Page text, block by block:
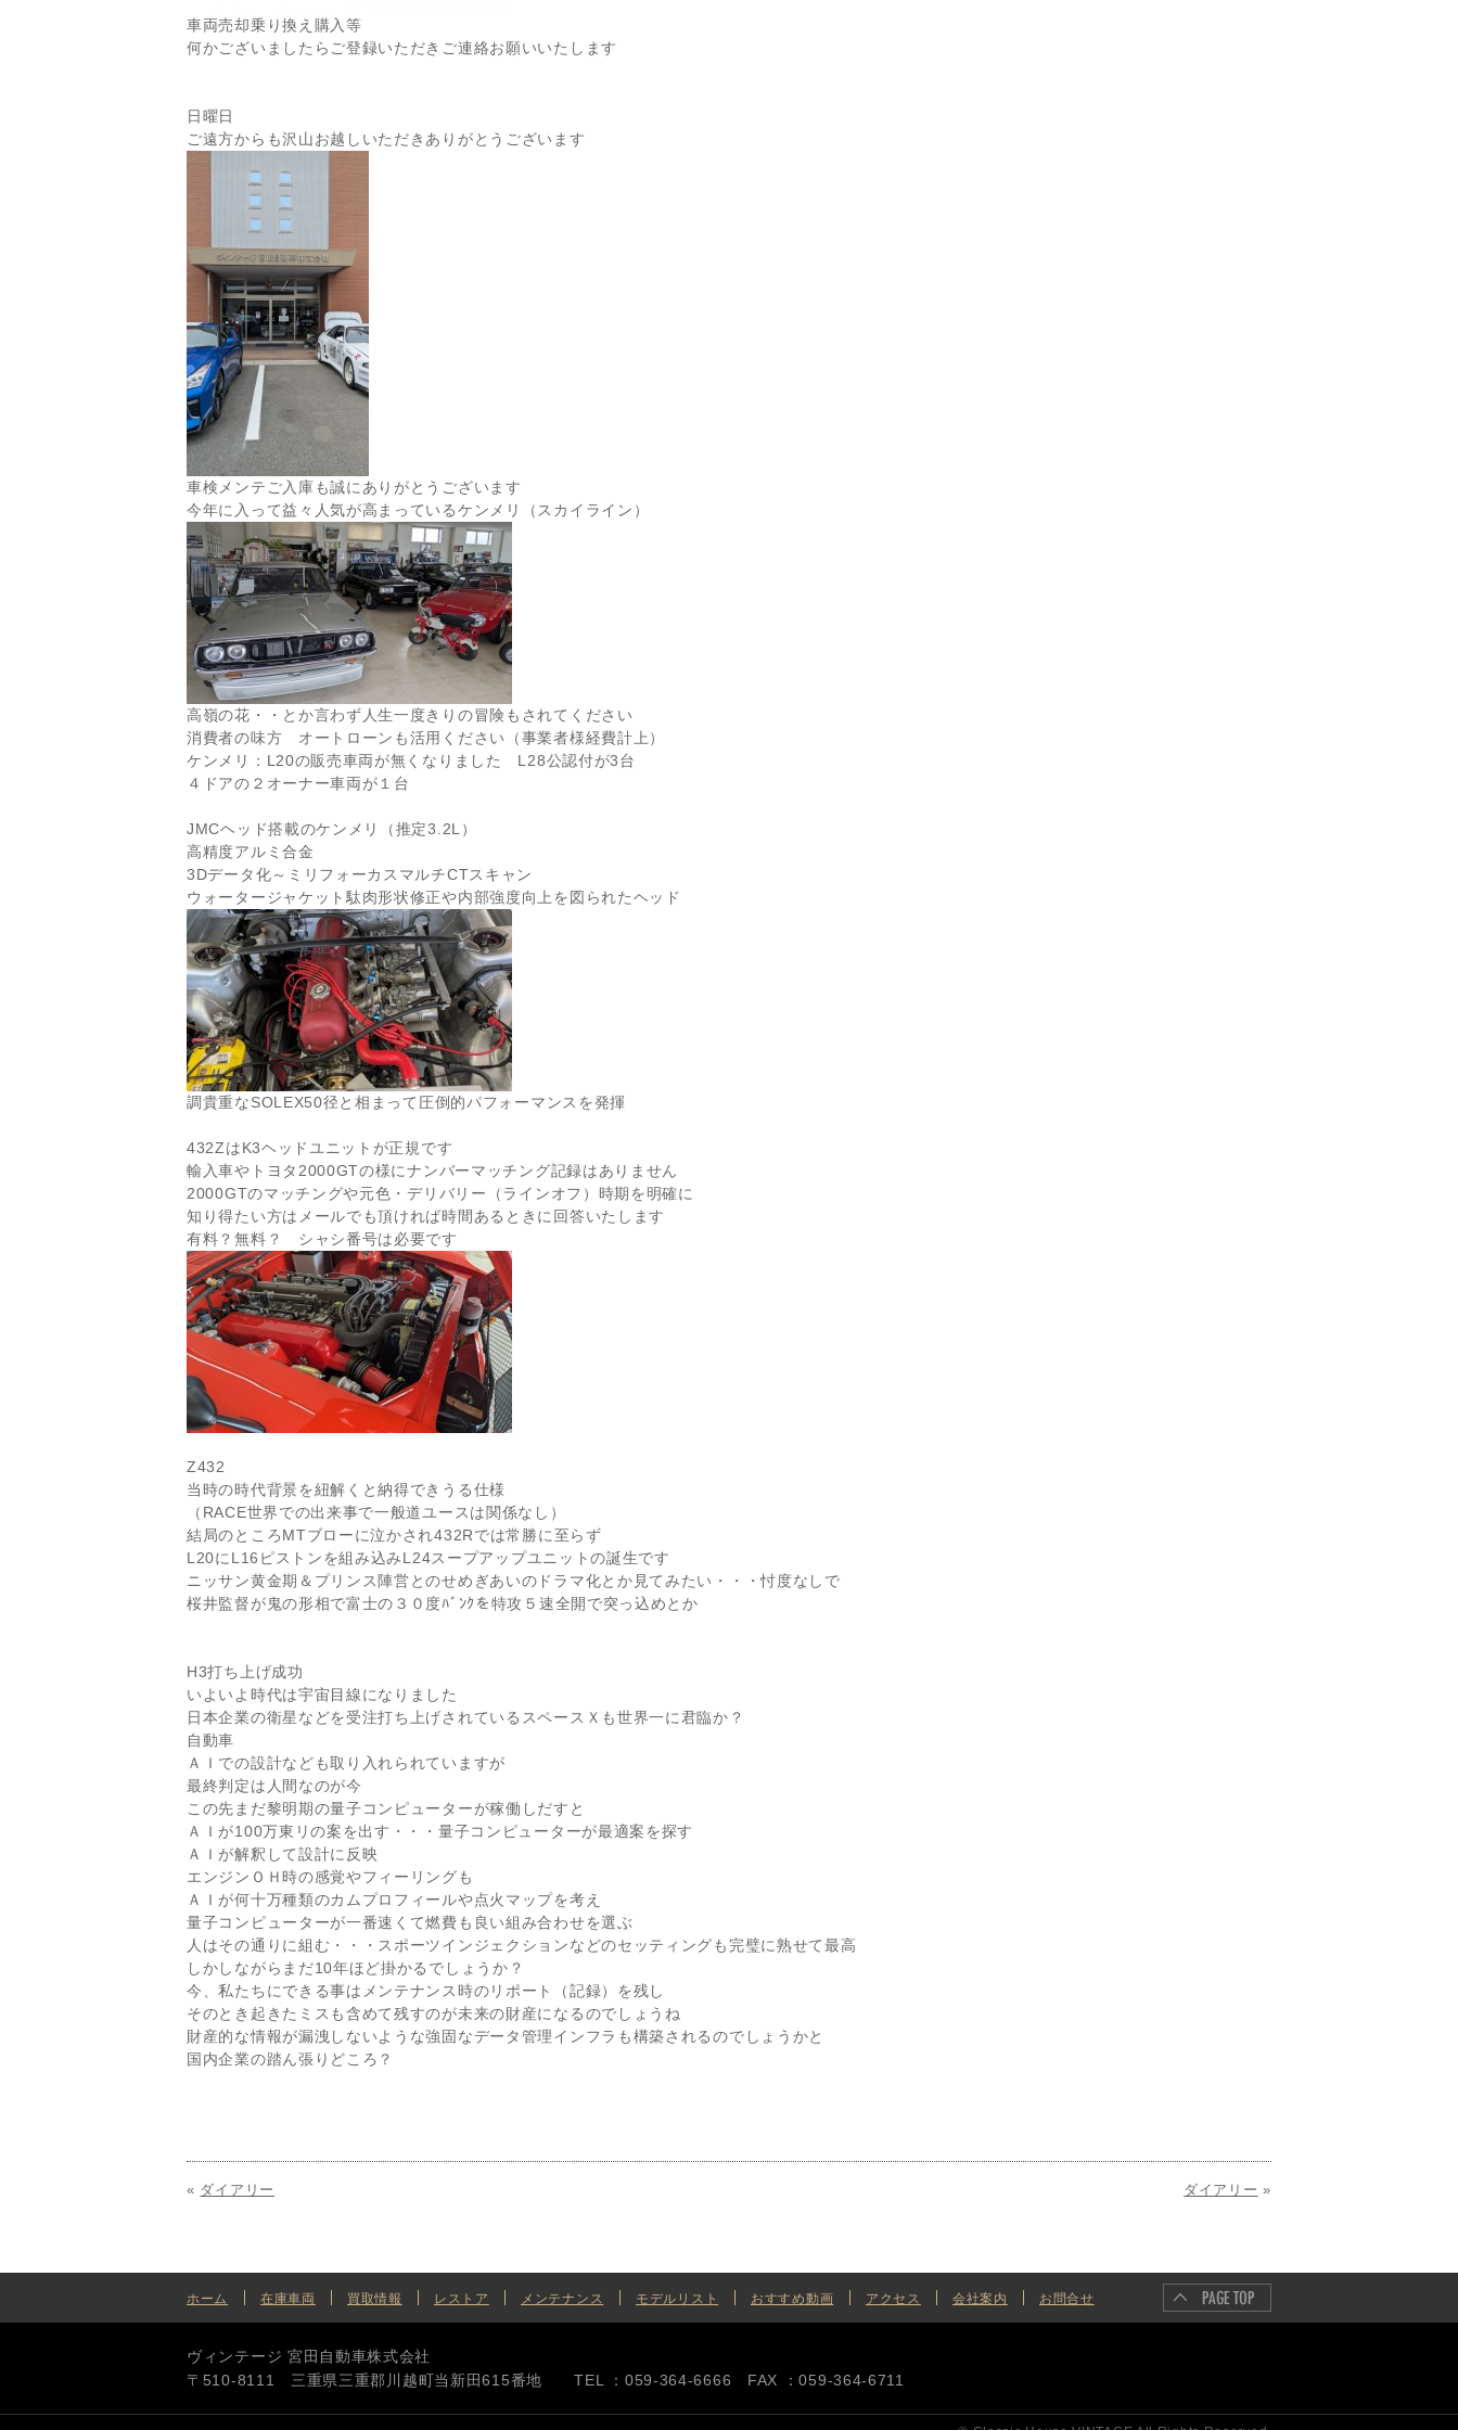
車両売却乗り換え購入等
何かございましたらご登録いただきご連絡お願いいたします
日曜日
ご遠方からも沢山お越しいただきありがとうございます
車検メンテご入庫も誠にありがとうございます
今年に入って益々人気が高まっているケンメリ（スカイライン）
高嶺の花・・とか言わず人生一度きりの冒険もされてください
消費者の味方 オートローンも活用ください（事業者様経費計上）
ケンメリ：L20の販売車両が無くなりました L28公認付が3台
４ドアの２オーナー車両が１台
JMCヘッド搭載のケンメリ（推定3.2L）
高精度アルミ合金
3Dデータ化～ミリフォーカスマルチCTスキャン
ウォータージャケット駄肉形状修正や内部強度向上を図られたヘッド
調貴重なSOLEX50径と相まって圧倒的パフォーマンスを発揮
432ZはK3ヘッドユニットが正規です
輸入車やトヨタ2000GTの様にナンバーマッチング記録はありません
2000GTのマッチングや元色・デリバリー（ラインオフ）時期を明確に
知り得たい方はメールでも頂ければ時間あるときに回答いたします
有料？無料？ シャシ番号は必要です
Z432
当時の時代背景を紐解くと納得できうる仕様
（RACE世界での出来事で一般道ユースは関係なし）
結局のところMTブローに泣かされ432Rでは常勝に至らず
L20にL16ピストンを組み込みL24スープアップユニットの誕生です
ニッサン黄金期＆プリンス陣営とのせめぎあいのドラマ化とか見てみたい・・・忖度なしで
桜井監督が鬼の形相で富士の３０度ﾊﾞﾝｸを特攻５速全開で突っ込めとか
H3打ち上げ成功
いよいよ時代は宇宙目線になりました
日本企業の衛星などを受注打ち上げされているスペースＸも世界一に君臨か？
自動車
ＡＩでの設計なども取り入れられていますが
最終判定は人間なのが今
この先まだ黎明期の量子コンピューターが稼働しだすと
ＡＩが100万東リの案を出す・・・量子コンピューターが最適案を探す
ＡＩが解釈して設計に反映
エンジンＯＨ時の感覚やフィーリングも
ＡＩが何十万種類のカムプロフィールや点火マップを考え
量子コンピューターが一番速くて燃費も良い組み合わせを選ぶ
人はその通りに組む・・・スポーツインジェクションなどのセッティングも完璧に熟せて最高
しかしながらまだ10年ほど掛かるでしょうか？
今、私たちにできる事はメンテナンス時のリポート（記録）を残し
そのとき起きたミスも含めて残すのが未来の財産になるのでしょうね
財産的な情報が漏洩しないような強固なデータ管理インフラも構築されるのでしょうかと
国内企業の踏ん張りどころ？
ダイアリー »
« ダイアリー
ホーム 在庫車両 買取情報 レストア メンテナンス モデルリスト おすすめ動画 アクセス 会社案内 お問合せ
ヴィンテージ 宮田自動車株式会社
〒510-8111 三重県三重郡川越町当新田615番地 TEL ：059-364-6666 FAX ：059-364-6711